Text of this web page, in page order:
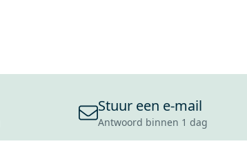
Stuur een e-mail
Antwoord binnen 1 dag